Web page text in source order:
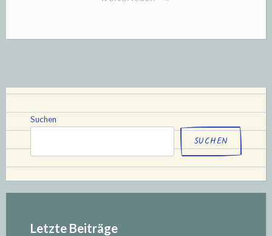
herbstliche
Suchen
SUCHEN
Letzte Beiträge